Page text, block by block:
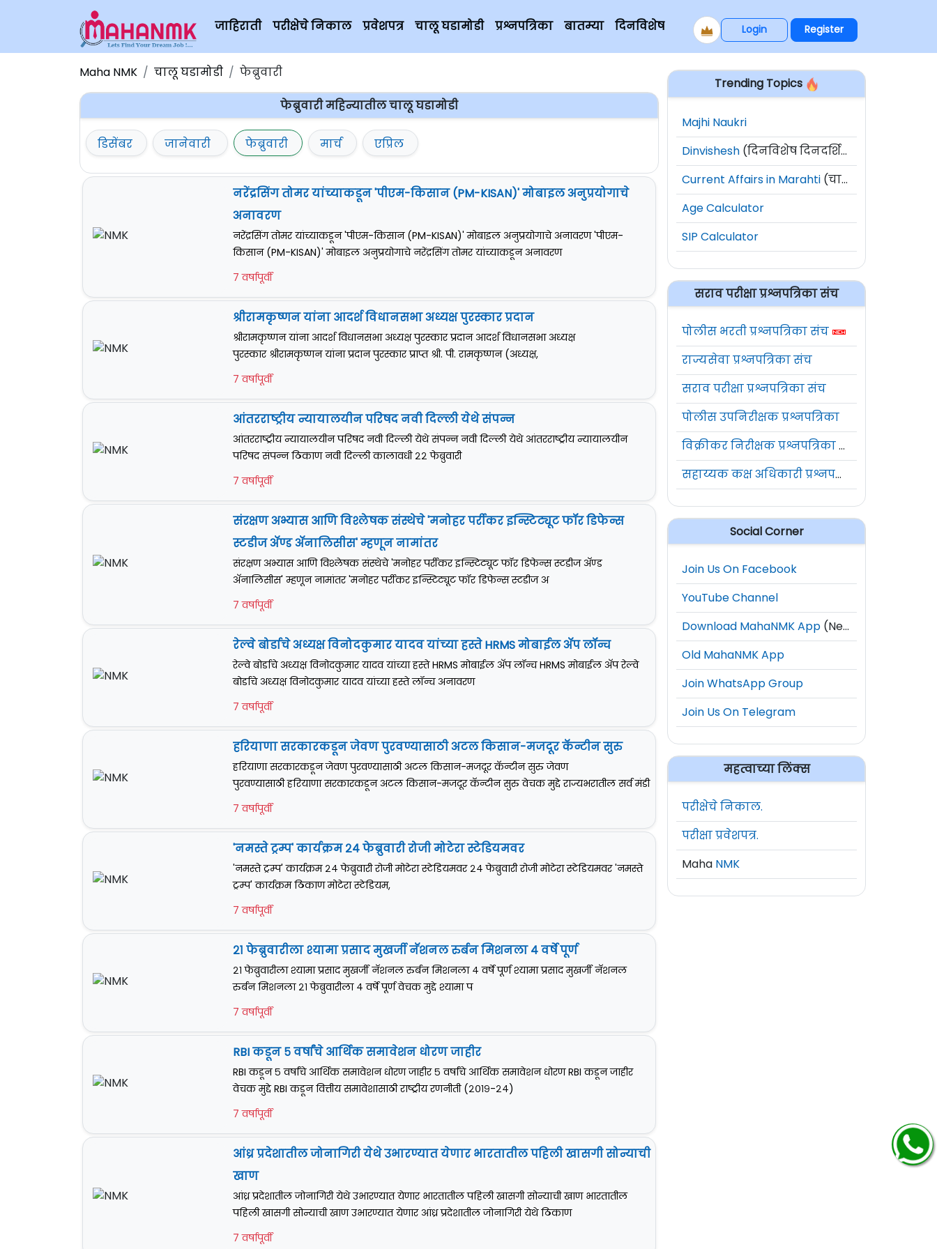
जाहिराती परीक्षेचे निकाल प्रवेशपत्र चालू घडामोडी प्रश्नपत्रिका बातम्या दिनविशेष Login Register
Maha NMK चालू घडामोडी फेब्रुवारी
फेब्रुवारी महिन्यातील चालू घडामोडी
डिसेंबर जानेवारी फेब्रुवारी मार्च एप्रिल
नरेंद्रसिंग तोमर यांच्याकडून 'पीएम-किसान (PM-KISAN)' मोबाइल अनुप्रयोगाचे
अनावरण
नरेंद्रसिंग तोमर यांच्याकडून 'पीएम-किसान (PM-KISAN)' मोबाइल अनुप्रयोगाचे अनावरण 'पीएम-
किसान (PM-KISAN)' मोबाइल अनुप्रयोगाचे नरेंद्रसिंग तोमर यांच्याकडून अनावरण
7 वर्षापूर्वी
श्रीरामकृष्णन यांना आदर्श विधानसभा अध्यक्ष पुरस्कार प्रदान
श्रीरामकृष्णन यांना आदर्श विधानसभा अध्यक्ष पुरस्कार प्रदान आदर्श विधानसभा अध्यक्ष
पुरस्कार श्रीरामकृष्णन यांना प्रदान पुरस्कार प्राप्त श्री. पी. रामकृष्णन (अध्यक्ष,
7 वर्षापूर्वी
आंतरराष्ट्रीय न्यायालयीन परिषद नवी दिल्ली येथे संपन्न
आंतरराष्ट्रीय न्यायालयीन परिषद नवी दिल्ली येथे संपन्न नवी दिल्ली येथे आंतरराष्ट्रीय न्यायालयीन
परिषद संपन्न ठिकाण नवी दिल्ली कालावधी २२ फेब्रुवारी
7 वर्षापूर्वी
संरक्षण अभ्यास आणि विश्लेषक संस्थेचे 'मनोहर पर्रीकर इन्स्टिट्यूट फॉर डिफेन्स
स्टडीज अ‍ॅण्ड अ‍ॅनालिसीस' म्हणून नामांतर
संरक्षण अभ्यास आणि विश्लेषक संस्थेचे 'मनोहर पर्रीकर इन्स्टिट्यूट फॉर डिफेन्स स्टडीज अ‍ॅण्ड
अ‍ॅनालिसीस' म्हणून नामांतर 'मनोहर पर्रीकर इन्स्टिट्यूट फॉर डिफेन्स स्टडीज अ‍
7 वर्षापूर्वी
रेल्वे बोर्डाचे अध्यक्ष विनोदकुमार यादव यांच्या हस्ते HRMS मोबाईल अ‍ॅप लॉन्च
रेल्वे बोर्डाचे अध्यक्ष विनोदकुमार यादव यांच्या हस्ते HRMS मोबाईल अ‍ॅप लॉन्च HRMS मोबाईल अ‍ॅप रेल्वे
बोर्डाचे अध्यक्ष विनोदकुमार यादव यांच्या हस्ते लॉन्च अनावरण
7 वर्षापूर्वी
हरियाणा सरकारकडून जेवण पुरवण्यासाठी अटल किसान-मजदूर कॅन्टीन सुरु
हरियाणा सरकारकडून जेवण पुरवण्यासाठी अटल किसान-मजदूर कॅन्टीन सुरु जेवण
पुरवण्यासाठी हरियाणा सरकारकडून अटल किसान-मजदूर कॅन्टीन सुरु वेचक मुद्दे राज्यभरातील सर्व मंडी
7 वर्षापूर्वी
'नमस्ते ट्रम्प' कार्यक्रम २४ फेब्रुवारी रोजी मोटेरा स्टेडियमवर
'नमस्ते ट्रम्प' कार्यक्रम २४ फेब्रुवारी रोजी मोटेरा स्टेडियमवर २४ फेब्रुवारी रोजी मोटेरा स्टेडियमवर 'नमस्ते
ट्रम्प' कार्यक्रम ठिकाण मोटेरा स्टेडियम,
7 वर्षापूर्वी
२१ फेब्रुवारीला श्यामा प्रसाद मुखर्जी नॅशनल रुर्बन मिशनला ४ वर्षे पूर्ण
२१ फेब्रुवारीला श्यामा प्रसाद मुखर्जी नॅशनल रुर्बन मिशनला ४ वर्षे पूर्ण श्यामा प्रसाद मुखर्जी नॅशनल
रुर्बन मिशनला २१ फेब्रुवारीला ४ वर्षे पूर्ण वेचक मुद्दे श्यामा प
7 वर्षापूर्वी
RBI कडून ५ वर्षांचे आर्थिक समावेशन धोरण जाहीर
RBI कडून ५ वर्षांचे आर्थिक समावेशन धोरण जाहीर ५ वर्षांचे आर्थिक समावेशन धोरण RBI कडून जाहीर
वेचक मुद्दे RBI कडून वित्तीय समावेशासाठी राष्ट्रीय रणनीती (२०१९-२४)
7 वर्षापूर्वी
आंध्र प्रदेशातील जोनागिरी येथे उभारण्यात येणार भारतातील पहिली खासगी सोन्याची
खाण
आंध्र प्रदेशातील जोनागिरी येथे उभारण्यात येणार भारतातील पहिली खासगी सोन्याची खाण भारतातील
पहिली खासगी सोन्याची खाण उभारण्यात येणार आंध्र प्रदेशातील जोनागिरी येथे ठिकाण
7 वर्षापूर्वी
Trending Topics
Majhi Naukri
Dinvishesh (दिनविशेष दिनदर्शिका)
Current Affairs in Marahti (चालू घडामोडी)
Age Calculator
SIP Calculator
सराव परीक्षा प्रश्नपत्रिका संच
पोलीस भरती प्रश्नपत्रिका संच
राज्यसेवा प्रश्नपत्रिका संच
सराव परीक्षा प्रश्नपत्रिका संच
पोलीस उपनिरीक्षक प्रश्नपत्रिका
विक्रीकर निरीक्षक प्रश्नपत्रिका संच
सहाय्यक कक्ष अधिकारी प्रश्नपत्रिका संच
Social Corner
Join Us On Facebook
YouTube Channel
Download MahaNMK App (New)
Old MahaNMK App
Join WhatsApp Group
Join Us On Telegram
महत्वाच्या लिंक्स
परीक्षेचे निकाल.
परीक्षा प्रवेशपत्र.
Maha NMK